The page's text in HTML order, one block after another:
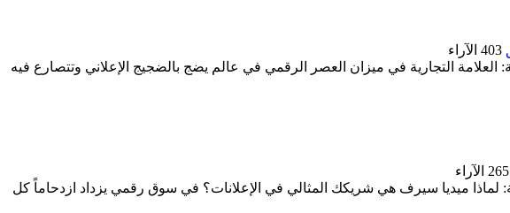
403 الآراء
التجارية في ميزان العصر الرقمي في عالم يضج بالضجيج الإعلاني وتتصارع فيه
265 الآراء
ميديا سيرف هي شريكك المثالي في الإعلانات؟ في سوق رقمي يزداد ازدحاماً كل